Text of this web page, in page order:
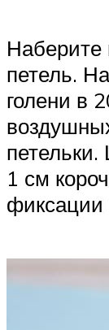
Наберите
петель.
голени в
1 см
фиксации